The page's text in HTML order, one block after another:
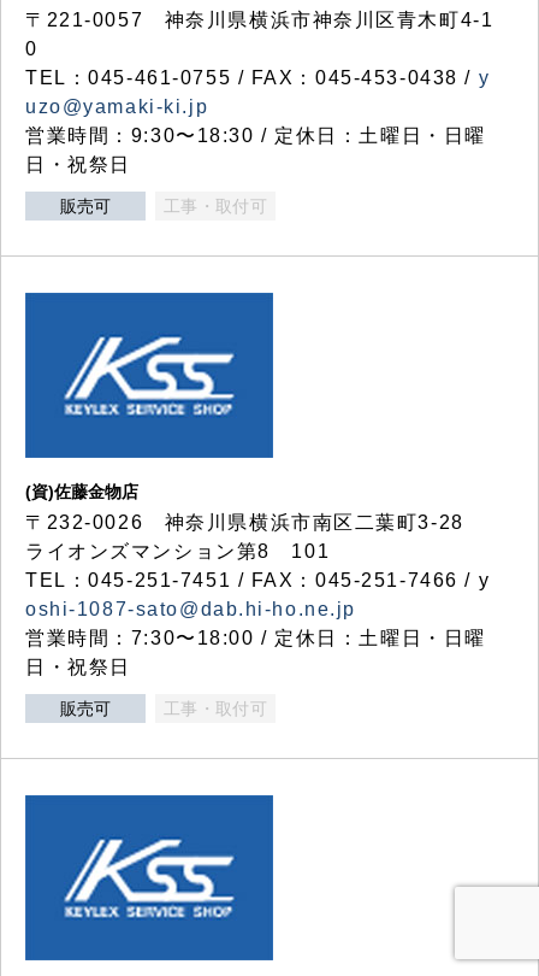
〒221-0057 神奈川県横浜市神奈川区青木町4-1
0
TEL：045-461-0755 / FAX：045-453-0438 / y
uzo@yamaki-ki.jp
営業時間：9:30〜18:30 / 定休日：土曜日・日曜
日・祝祭日
販売可 工事・取付可
(資)佐藤金物店
〒232-0026 神奈川県横浜市南区二葉町3-28
ライオンズマンション第8 101
TEL：045-251-7451 / FAX：045-251-7466 / y
oshi-1087-sato@dab.hi-ho.ne.jp
営業時間：7:30〜18:00 / 定休日：土曜日・日曜
日・祝祭日
販売可 工事・取付可